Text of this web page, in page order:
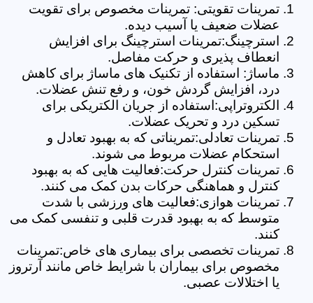
تمرینات تقویتی: تمرینات مخصوص برای تقویت
عضلات ضعیف یا آسیب دیده.
استرچینگ:تمرینات استرچینگ برای افزایش
انعطاف پذیری و حرکت مفاصل.
ماساژ: استفاده از تکنیک های ماساژ برای کاهش
درد، افزایش گردش خون، و رفع تنش عضلات.
الکتروتراپی:استفاده از جریان الکتریکی برای
تسکین درد و تحریک عضلات.
تمرینات تعادلی:تمریناتی که به بهبود تعادل و
استحکام عضلات مربوط می شوند.
تمرینات کنترل حرکت:فعالیت هایی که به بهبود
کنترل و هماهنگی حرکات بدن کمک می کنند.
تمرینات هوازی:فعالیت های ورزشی با شدت
متوسط که به بهبود قدرت قلبی و تنفسی کمک می
کنند.
تمرینات تخصصی برای بیماری های خاص:تمرینات
مخصوص برای بیماران با شرایط خاص مانند آرتروز
یا اختلالات عصبی.